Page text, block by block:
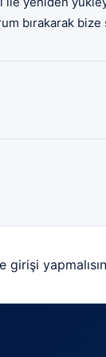
bırakarak